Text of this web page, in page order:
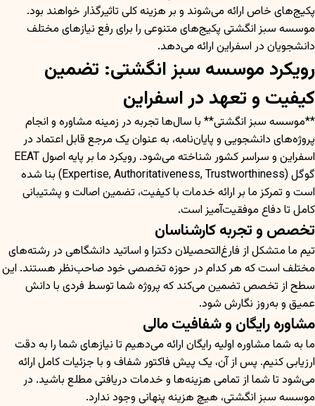
پکیج‌های خاص ارائه می‌شوند و بر هزینه کلی تاثیرگذار خواهند بود.
موسسه سبز انگشتی پکیج‌های متنوعی را برای رفع نیازهای مختلف
دانشجویان در اسفراین ارائه می‌دهد.
رویکرد موسسه سبز انگشتی: تضمین
کیفیت و تعهد در اسفراین
**موسسه سبز انگشتی** با سال‌ها تجربه در زمینه مشاوره و انجام
پروژه‌های دانشجویی و پایان‌نامه، به عنوان یک مرجع قابل اعتماد در
اسفراین و سراسر کشور شناخته می‌شود. رویکرد ما بر پایه اصول EEAT
گوگل (Expertise, Authoritativeness, Trustworthiness) بنا شده
است و تمرکز ما بر ارائه خدمات با کیفیت، تضمین اصالت و پشتیبانی
کامل تا دفاع موفقیت‌آمیز است.
تخصص و تجربه کارشناسان
تیم ما متشکل از فارغ‌التحصیلان دکترا و اساتید دانشگاهی در رشته‌های
مختلف است که هر کدام در حوزه تخصصی خود صاحب‌نظر هستند. این
سطح از تخصص تضمین می‌کند که پروژه شما توسط فردی با دانش
عمیق و به‌روز نگارش شود.
مشاوره رایگان و شفافیت مالی
ما به شما مشاوره اولیه رایگان ارائه می‌دهیم تا نیازهای شما را به دقت
ارزیابی کنیم. پس از آن، یک پیش فاکتور شفاف و با جزئیات کامل ارائه
می‌شود تا شما از تمامی هزینه‌ها و خدمات دریافتی مطلع باشید. در
موسسه سبز انگشتی، هیچ هزینه پنهانی وجود ندارد.